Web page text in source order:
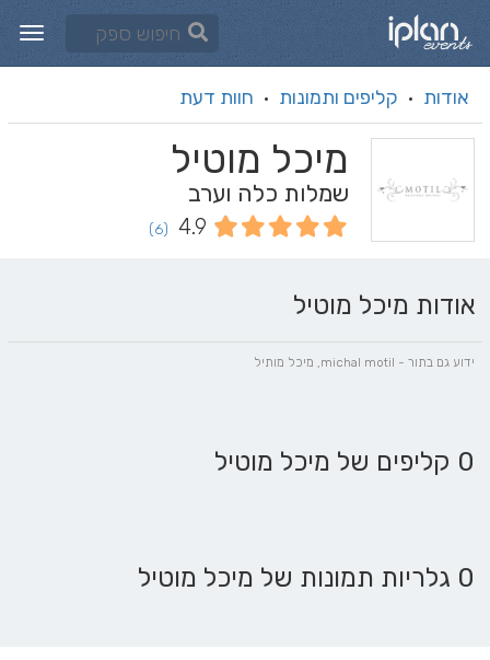
אודות · קליפים ותמונות · חוות דעת
מיכל מוטיל
שמלות כלה וערב
4.9
(6)
אודות מיכל מוטיל
ידוע גם בתור - michal motil, מיכל מותיל
0 קליפים של מיכל מוטיל
0 גלריות תמונות של מיכל מוטיל